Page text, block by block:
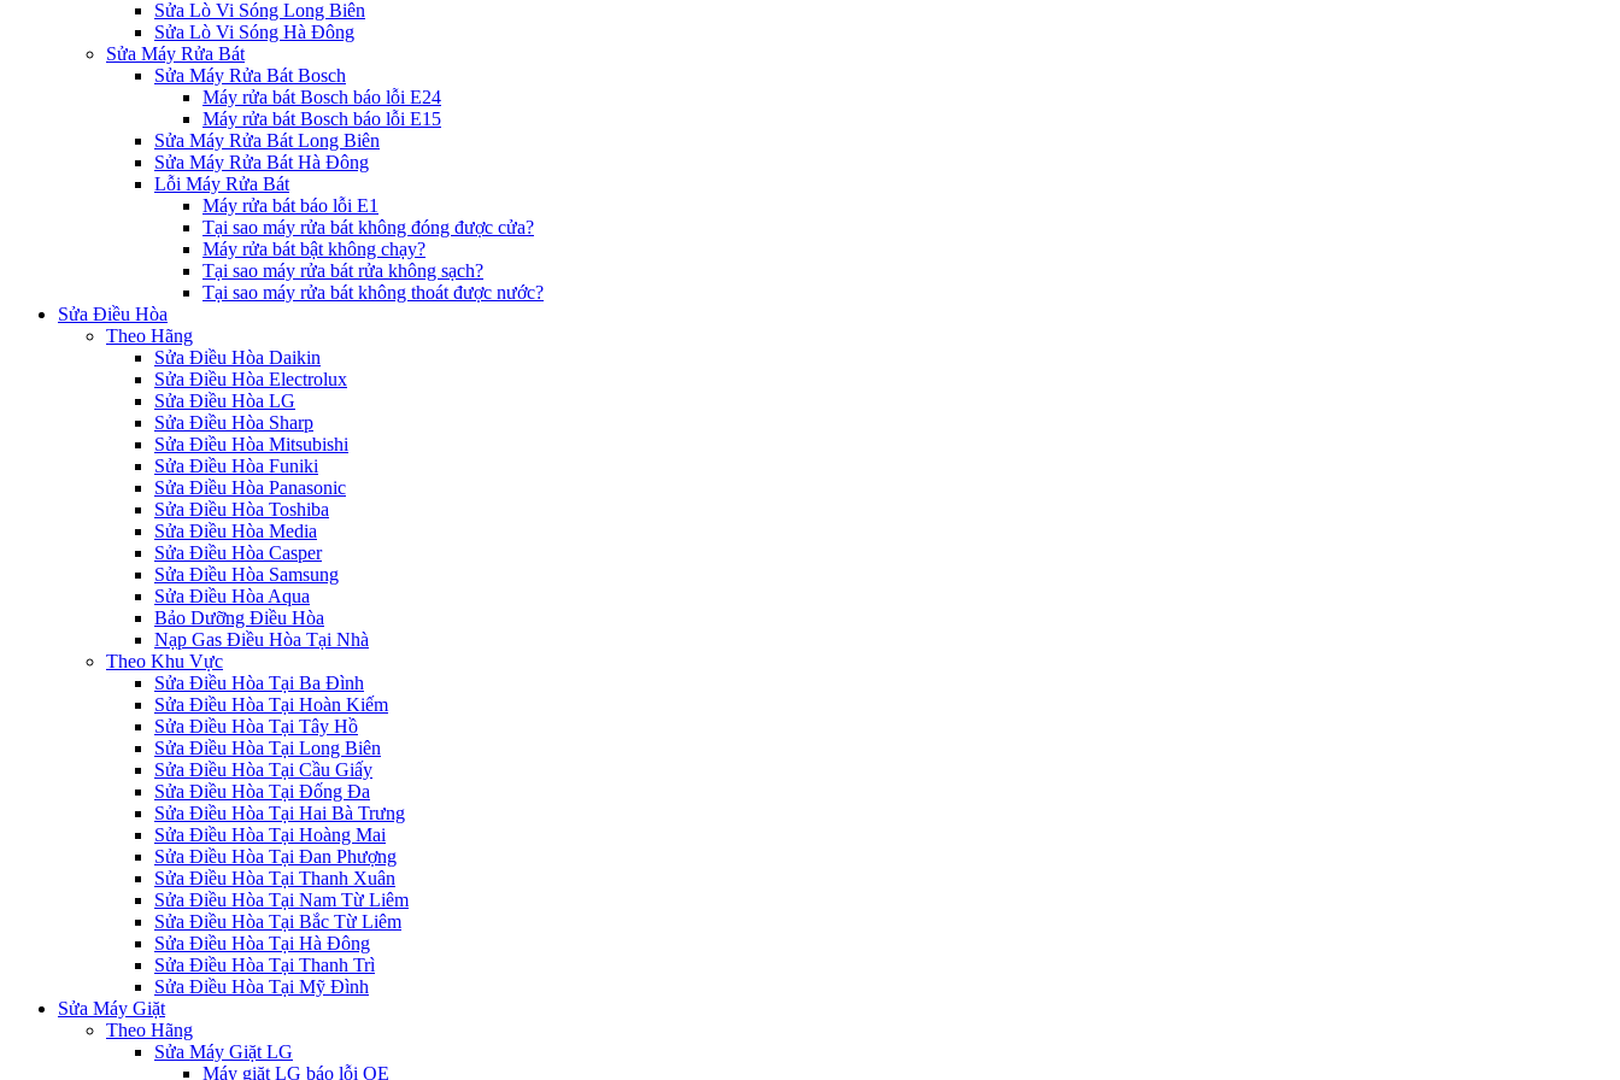
Sửa Lò Vi Sóng Long Biên
Sửa Lò Vi Sóng Hà Đông
Sửa Máy Rửa Bát
Sửa Máy Rửa Bát Bosch
Máy rửa bát Bosch báo lỗi E24
Máy rửa bát Bosch báo lỗi E15
Sửa Máy Rửa Bát Long Biên
Sửa Máy Rửa Bát Hà Đông
Lỗi Máy Rửa Bát
Máy rửa bát báo lỗi E1
Tại sao máy rửa bát không đóng được cửa?
Máy rửa bát bật không chạy?
Tại sao máy rửa bát rửa không sạch?
Tại sao máy rửa bát không thoát được nước?
Sửa Điều Hòa
Theo Hãng
Sửa Điều Hòa Daikin
Sửa Điều Hòa Electrolux
Sửa Điều Hòa LG
Sửa Điều Hòa Sharp
Sửa Điều Hòa Mitsubishi
Sửa Điều Hòa Funiki
Sửa Điều Hòa Panasonic
Sửa Điều Hòa Toshiba
Sửa Điều Hòa Media
Sửa Điều Hòa Casper
Sửa Điều Hòa Samsung
Sửa Điều Hòa Aqua
Bảo Dưỡng Điều Hòa
Nạp Gas Điều Hòa Tại Nhà
Theo Khu Vực
Sửa Điều Hòa Tại Ba Đình
Sửa Điều Hòa Tại Hoàn Kiếm
Sửa Điều Hòa Tại Tây Hồ
Sửa Điều Hòa Tại Long Biên
Sửa Điều Hòa Tại Cầu Giấy
Sửa Điều Hòa Tại Đống Đa
Sửa Điều Hòa Tại Hai Bà Trưng
Sửa Điều Hòa Tại Hoàng Mai
Sửa Điều Hòa Tại Đan Phượng
Sửa Điều Hòa Tại Thanh Xuân
Sửa Điều Hòa Tại Nam Từ Liêm
Sửa Điều Hòa Tại Bắc Từ Liêm
Sửa Điều Hòa Tại Hà Đông
Sửa Điều Hòa Tại Thanh Trì
Sửa Điều Hòa Tại Mỹ Đình
Sửa Máy Giặt
Theo Hãng
Sửa Máy Giặt LG
Máy giặt LG báo lỗi OE